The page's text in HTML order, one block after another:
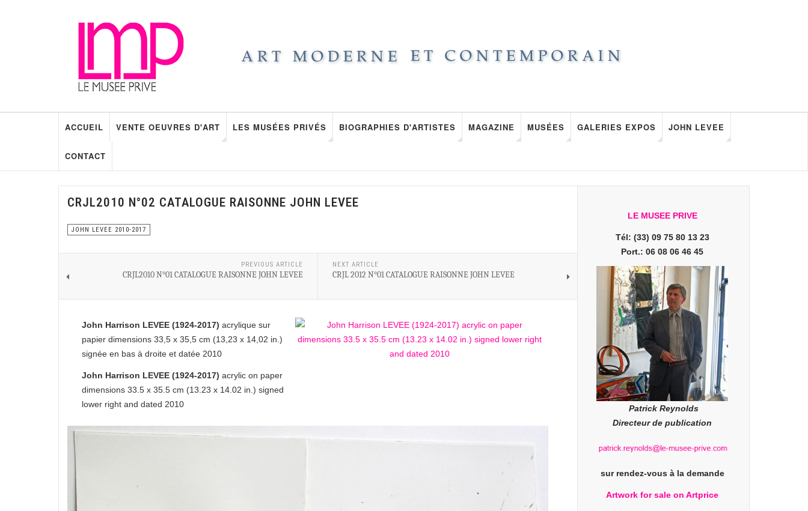
ACCUEIL VENTE OEUVRES D'ART LES MUSÉES PRIVÉS BIOGRAPHIES D'ARTISTES MAGAZINE MUSÉES GALERIES EXPOS JOHN LEVEE
CONTACT
CRJL2010 N°02 CATALOGUE RAISONNE JOHN LEVEE
JOHN LEVEE 2010-2017
PREVIOUS ARTICLE
CRJL2010 N°01 CATALOGUE RAISONNE JOHN LEVEE
NEXT ARTICLE
CRJL 2012 N°01 CATALOGUE RAISONNE JOHN LEVEE
John Harrison LEVEE (1924-2017) acrylique sur
papier dimensions 33,5 x 35,5 cm (13,23 x 14,02 in.)
signée en bas à droite et datée 2010
John Harrison LEVEE (1924-2017) acrylic on paper
dimensions 33.5 x 35.5 cm (13.23 x 14.02 in.) signed
lower right and dated 2010
LE MUSEE PRIVE
Tél: (33) 09 75 80 13 23
Port.: 06 08 06 46 45
Patrick Reynolds
Directeur de publication
sur rendez-vous à la demande
Artwork for sale on Artprice